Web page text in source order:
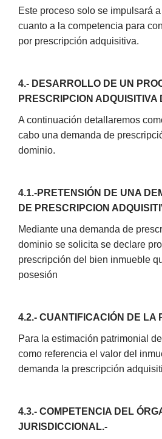
Este proceso solo se impulsará
cuanto a la competencia para
por prescripción adquisitiva.
4.- DESARROLLO DE UN
PRESCRIPCION ADQUISITIVA
A continuación detallaremos
cabo una demanda de
dominio.
4.1.-PRETENSIÓN DE UNA
DE PRESCRIPCION
Mediante una demanda de
dominio se solicita se declare
prescripción del bien inmueble
posesión
4.2.- CUANTIFICACIÓN DE LA
Para la estimación patrimonial
como referencia el valor del
demanda la prescripción
4.3.- COMPETENCIA DEL
JURISDICCIONAL.-